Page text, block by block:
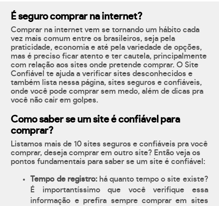
É seguro comprar na internet?
Comprar na internet vem se tornando um hábito cada
vez mais comum entre os brasileiros, seja pela
praticidade, economia e até pela variedade de opções,
mas é preciso ficar atento e ter cautela, principalmente
com relação aos sites onde pretende comprar. O Site
Confiável te ajuda a verificar sites desconhecidos e
também lista nessa página, sites seguros e confiáveis,
onde você pode comprar sem medo, além de dicas pra
você não cair em golpes.
Como saber se um site é confiável para
comprar?
Listamos mais de 10 sites seguros e confiáveis pra você
comprar, deseja comprar em outro site? Então veja os
pontos fundamentais para saber se um site é confiável:
Tempo de registro:há quanto tempo o site existe?
É importantíssimo que você verifique essa
informação e prefira sempre comprar em sites